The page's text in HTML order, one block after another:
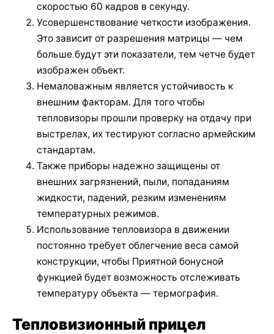
скоростью 60 кадров в секунду.
Усовершенствование четкости изображения.
Это зависит от разрешения матрицы — чем
больше будут эти показатели, тем четче будет
изображен объект.
Немаловажным является устойчивость к
внешним факторам. Для того чтобы
тепловизоры прошли проверку на отдачу при
выстрелах, их тестируют согласно армейским
стандартам.
Также приборы надежно защищены от
внешних загрязнений, пыли, попаданиям
жидкости, падений, резким изменениям
температурных режимов.
Использование тепловизора в движении
постоянно требует облегчение веса самой
конструкции, чтобы Приятной бонусной
функцией будет возможность отслеживать
температуру объекта — термография.
Тепловизионный прицел